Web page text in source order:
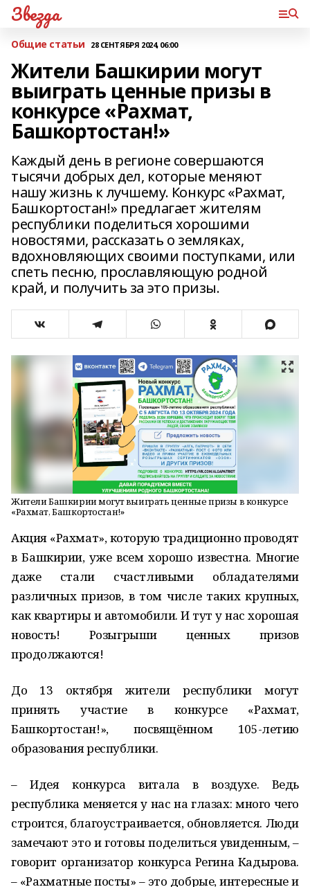
Звезда
Общие статьи 28 СЕНТЯБРЯ 2024, 06:00
Жители Башкирии могут
выиграть ценные призы в
конкурсе «Рахмат,
Башкортостан!»
Каждый день в регионе совершаются
тысячи добрых дел, которые меняют
нашу жизнь к лучшему. Конкурс «Рахмат,
Башкортостан!» предлагает жителям
республики поделиться хорошими
новостями, рассказать о земляках,
вдохновляющих своими поступками, или
спеть песню, прославляющую родной
край, и получить за это призы.
Жители Башкирии могут выиграть ценные призы в конкурсе
«Рахмат, Башкортостан!»
Акция «Рахмат», которую традиционно проводят
в Башкирии, уже всем хорошо известна. Многие
даже стали счастливыми обладателями
различных призов, в том числе таких крупных,
как квартиры и автомобили. И тут у нас хорошая
новость! Розыгрыши ценных призов
продолжаются!
До 13 октября жители республики могут
принять участие в конкурсе «Рахмат,
Башкортостан!», посвящённом 105-летию
образования республики.
– Идея конкурса витала в воздухе. Ведь
республика меняется у нас на глазах: много чего
строится, благоустраивается, обновляется. Люди
замечают это и готовы поделиться увиденным, –
говорит организатор конкурса Регина Кадырова.
– «Рахматные посты» – это добрые, интересные и